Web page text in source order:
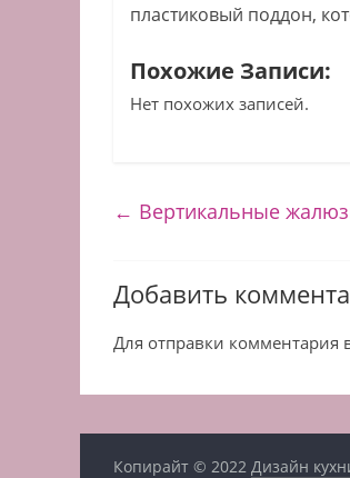
пластиковый поддон,
Похожие Записи:
Нет похожих записей.
← Вертикальные
Добавить
Для отправки комментария
Копирайт © 2022 Дизайн